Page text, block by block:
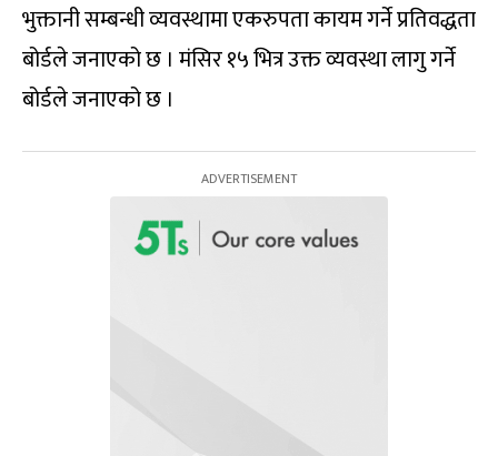
भुक्तानी सम्बन्धी व्यवस्थामा एकरुपता कायम गर्ने प्रतिवद्धता
बोर्डले जनाएको छ । मंसिर १५ भित्र उक्त व्यवस्था लागु गर्ने
बोर्डले जनाएको छ ।